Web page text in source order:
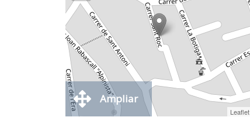
Leaflet
Ampliar